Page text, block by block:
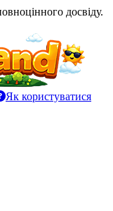
досвіду.
Як користуватися